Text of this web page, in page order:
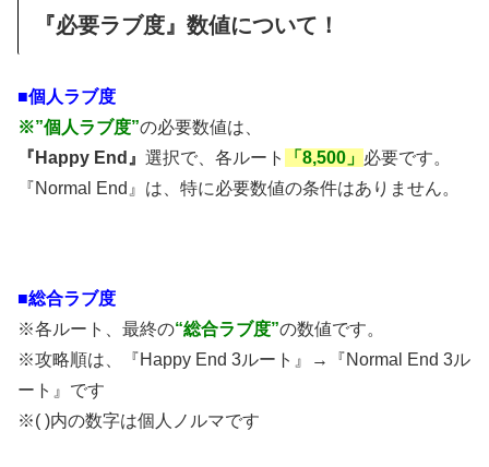
『必要ラブ度』数値について！
■個人ラブ度
※”個人ラブ度”の必要数値は、
『Happy End』 選択で、各ルート 「8,500」 必要です。
『Normal End』は、特に必要数値の条件はありません。
■総合ラブ度
※各ルート、最終の“総合ラブ度”の数値です。
※攻略順は、『Happy End 3ルート』→『Normal End 3ル
ート』です
※( )内の数字は個人ノルマです